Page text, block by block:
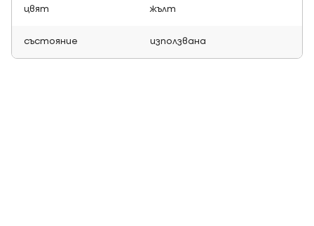
цвят жълт
състояние използвана